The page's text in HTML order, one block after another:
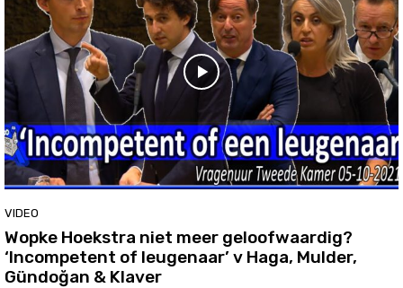
VIDEO
Wopke Hoekstra niet meer geloofwaardig?
‘Incompetent of leugenaar’ v Haga, Mulder,
Gündoğan & Klaver